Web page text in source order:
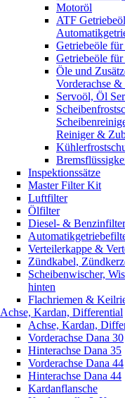
Motoröl
ATF
Getriebeöle
Getriebeöle
Öle und
Vorderachse
Servoöl, Öl
Reiniger &
Inspektionssätze
Master Filter Kit
Luftfilter
Ölfilter
Diesel- &
Verteilerkappe &
Zündkabel,
Scheibenwischer,
hinten
Flachriemen &
Achse, Kardan, Differential
Achse, Kardan,
Vorderachse Dana 30
Hinterachse Dana 35
Vorderachse Dana 44
Hinterachse Dana 44
Kardanflansche